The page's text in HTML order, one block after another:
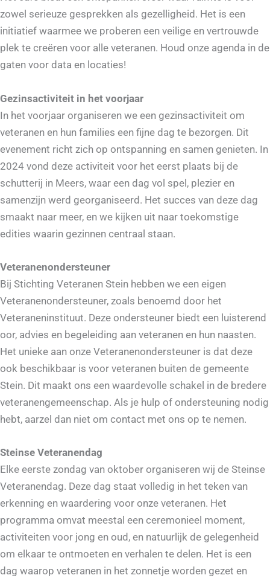
zowel serieuze gesprekken als gezelligheid. Het is een
initiatief waarmee we proberen een veilige en vertrouwde
plek te creëren voor alle veteranen. Houd onze agenda in de
gaten voor data en locaties!
Gezinsactiviteit in het voorjaar
In het voorjaar organiseren we een gezinsactiviteit om
veteranen en hun families een fijne dag te bezorgen. Dit
evenement richt zich op ontspanning en samen genieten. In
2024 vond deze activiteit voor het eerst plaats bij de
schutterij in Meers, waar een dag vol spel, plezier en
samenzijn werd georganiseerd. Het succes van deze dag
smaakt naar meer, en we kijken uit naar toekomstige
edities waarin gezinnen centraal staan.
Veteranenondersteuner
Bij Stichting Veteranen Stein hebben we een eigen
Veteranenondersteuner, zoals benoemd door het
Veteraneninstituut. Deze ondersteuner biedt een luisterend
oor, advies en begeleiding aan veteranen en hun naasten.
Het unieke aan onze Veteranenondersteuner is dat deze
ook beschikbaar is voor veteranen buiten de gemeente
Stein. Dit maakt ons een waardevolle schakel in de bredere
veteranengemeenschap. Als je hulp of ondersteuning nodig
hebt, aarzel dan niet om contact met ons op te nemen.
Steinse Veteranendag
Elke eerste zondag van oktober organiseren wij de Steinse
Veteranendag. Deze dag staat volledig in het teken van
erkenning en waardering voor onze veteranen. Het
programma omvat meestal een ceremonieel moment,
activiteiten voor jong en oud, en natuurlijk de gelegenheid
om elkaar te ontmoeten en verhalen te delen. Het is een
dag waarop veteranen in het zonnetje worden gezet en